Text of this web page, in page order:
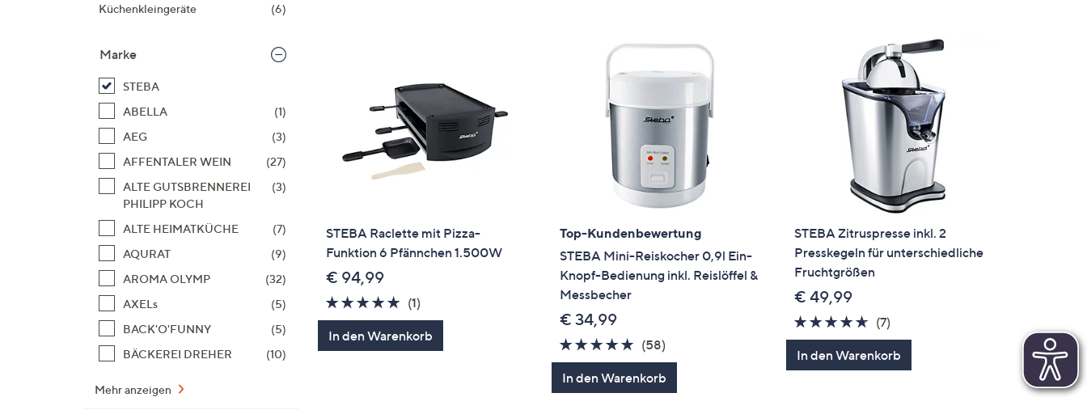
links
rechts,
um
diese
Küchenkleingeräte
(6)
Marke
STEBA
ABELLA
(1)
AEG
(3)
AFFENTALER WEIN
(27)
ALTE GUTSBRENNEREI
PHILIPP KOCH
(3)
ALTE HEIMATKÜCHE
(7)
AQURAT
(9)
AROMA OLYMP
(32)
AXELs
(5)
BACK'O'FUNNY
(5)
BÄCKEREI DREHER
(10)
Mehr anzeigen
STEBA Raclette mit Pizza-
Funktion 6 Pfännchen 1.500W
€ 94,99
5.0
von
5
(1)1
Bewertungen
In den Warenkorb
Top-Kundenbewertung
STEBA Mini-Reiskocher 0,9l Ein-
Knopf-Bedienung inkl. Reislöffel &
Messbecher
€ 34,99
4.6
von
5
(58)
Bewertungen
In den Warenkorb
STEBA Zitruspresse inkl. 2
Presskegeln für unterschiedliche
Fruchtgrößen
€ 49,99
4.6
von
5
(7)
Bewertungen
In den Warenkorb